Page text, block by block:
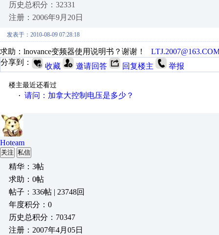
历史总积分：32331
注册：2006年9月20日
发表于：2010-08-09 07:28:18
求助：lnovance变频器使用说明书？谢谢！
分享到：
收藏 邀请回答 回复楼主 举报
楼主最近还看过
· 请问：加拿大控制电压是多少？
Hoteam
关注 私信
精华：3帖
求助：0帖
帖子：336帖 | 23748回
年度积分：0
历史总积分：70347
注册：2007年4月05日